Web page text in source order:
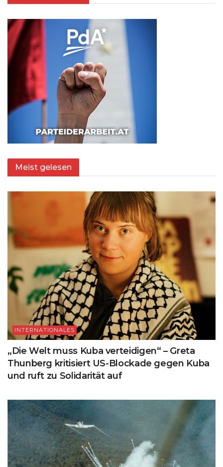
Meist gelesen
INTERNATIONALES
„Die Welt muss Kuba verteidigen“ – Greta
Thunberg kritisiert US-Blockade gegen Kuba
und ruft zu Solidarität auf